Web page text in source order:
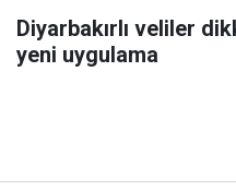
Diyarbakırlı veliler
yeni uygulama